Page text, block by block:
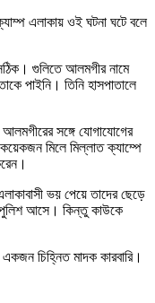
এলাকায় ওই ঘটনা ঘটে বলে
গুলিতে আলমগীর নামে
পাইনি। তিনি হাসপাতালে
আলমগীরের সঙ্গে যোগাযোগের
মিলে মিল্লাত ক্যাম্পে
ভয় পেয়ে তাদের ছেড়ে
‍পুলিশ আসে। কিন্তু কাউকে
চিহ্নিত মাদক কারবারি।